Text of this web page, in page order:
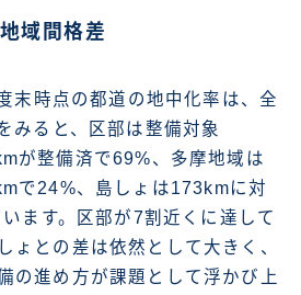
域間格差
時点の都道の地中化率は、全
みると、区部は整備対象
が整備済で69%、多摩地域は
で24%、島しょは173kmに対
ます。区部が7割近くに達して
ょとの差は依然として大きく、
の進め方が課題として浮かび上